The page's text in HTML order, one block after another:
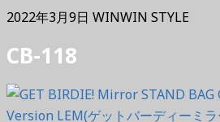
2022年3月9日 WINWIN STYLE
CB-118